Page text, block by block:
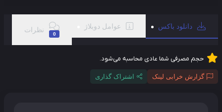
دانلود باکس عوامل دوبلاژ نظرات
حجم مصرفی شما عادی محاسبه می‌شود.
گزارش خرابی لینک اشتراک گذاری